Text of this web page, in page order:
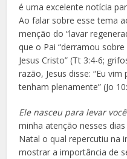
é uma excelente notícia
Ao falar sobre esse tema
menção do “lavar
que o Pai “derramou
Jesus Cristo” (Tt 3:4-6;
razão, Jesus disse: “Eu
tenham plenamente” (Jo
Ele nasceu para levar
minha atenção nesses
Natal o qual repercutiu na
mostrar a importância de